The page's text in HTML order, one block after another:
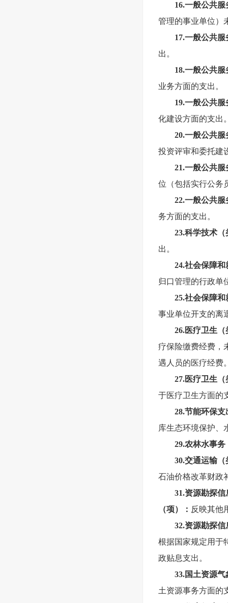
16.一般公共服
管理的事业单位）
17.一般公共服
出。
18.一般公共服
业务方面的支出。
19.一般公共服
化建设方面的支出
20.一般公共服
投资评审和委托建
21.一般公共服
位（包括实行公务
22.一般公共服
务方面的支出。
23.科学技术（
出。
24.社会保障和
归口管理的行政单
25.社会保障和
事业单位开支的离
26.医疗卫生
疗保险缴费经费，
遇人员的医疗经费
27.医疗卫生
于医疗卫生方面的
28.节能环保支
库生态环境保护、
29.农林水事务
30.交通运输（
石油价格改革财政
31.资源勘探
（项）： 反映其他
32.资源勘探
根据国家规定用于
政贴息支出。
33.国土资源
土资源事务方面的